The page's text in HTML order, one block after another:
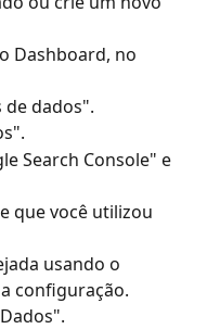
Dashboard, no
de dados".
Search Console" e
que você utilizou
usando o
configuração.